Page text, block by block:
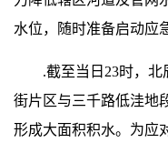
水位，随时准备启动应
.截至当日23时，
街片区与三千路低洼地
形成大面积积水。为应